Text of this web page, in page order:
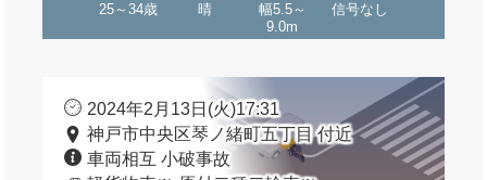
25～34歳 晴
幅5.5～
9.0m
信号なし
2024年2月13日(火)17:31
神戸市中央区琴ノ緒町五丁目 付近
車両相互 小破事故